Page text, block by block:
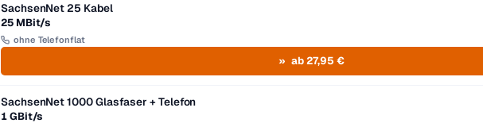
SachsenNet 25 Kabel
25 MBit/s
ohne Telefonflat
ab 27,95 €
SachsenNet 1000 Glasfaser + Telefon
1 GBit/s